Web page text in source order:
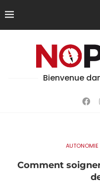
Bienvenue
AUTONOMIE
Comment